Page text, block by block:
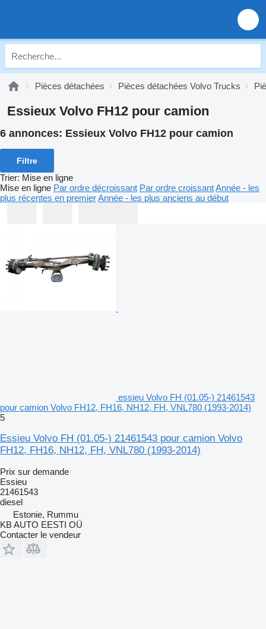
Pièces détachées Pièces détachées Volvo Trucks
Essieux Volvo FH12 pour camion
6 annonces: Essieux Volvo FH12 pour camion
Filtre
Trier: Mise en ligne
Mise en ligne Par ordre décroissant Par ordre croissantAnnée - les
plus récentes en premierAnnée - les plus anciens au début
essieu Volvo FH (01.05-) 21461543
pour camion Volvo FH12, FH16, NH12, FH, VNL780 (1993-2014)
5
Essieu Volvo FH (01.05-) 21461543 pour camion Volvo
FH12, FH16, NH12, FH, VNL780 (1993-2014)
Prix sur demande
Essieu
21461543
diesel
Estonie, Rummu
KB AUTO EESTI OÜ
Contacter le vendeur